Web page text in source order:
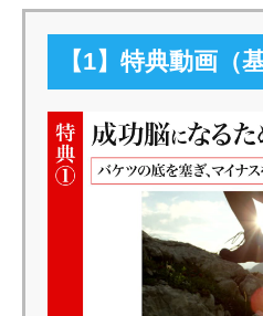
【1】特典動画（